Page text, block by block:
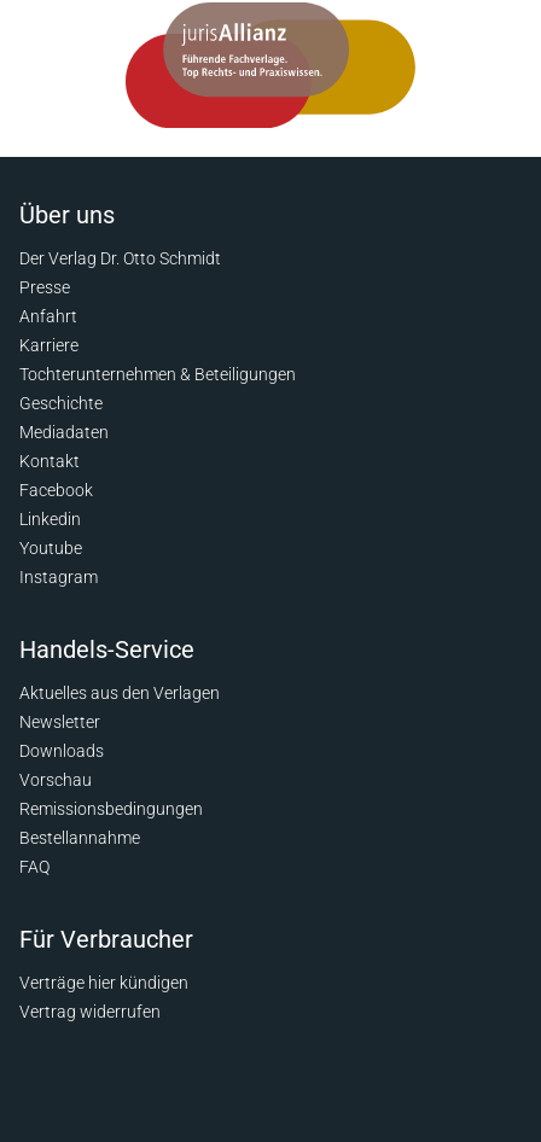
Über uns
Der Verlag Dr. Otto Schmidt
Presse
Anfahrt
Karriere
Tochterunternehmen & Beteiligungen
Geschichte
Mediadaten
Kontakt
Facebook
Linkedin
Youtube
Instagram
Handels-Service
Aktuelles aus den Verlagen
Newsletter
Downloads
Vorschau
Remissionsbedingungen
Bestellannahme
FAQ
Für Verbraucher
Verträge hier kündigen
Vertrag widerrufen